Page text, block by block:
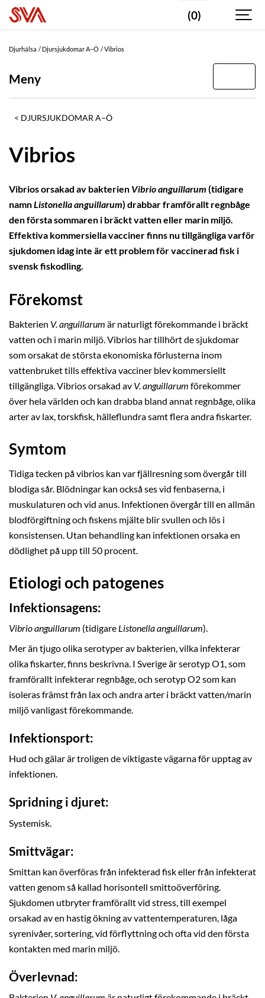
(0)
Djurhälsa Djursjukdomar A–Ö Vibrios
Meny
DJURSJUKDOMAR A–Ö
Vibrios
Vibrios orsakad av bakterien Vibrio anguillarum (tidigare
namnListonella anguillarum) drabbar framförallt regnbåge
den första sommaren i bräckt vatten eller marin miljö.
Effektiva kommersiella vacciner finns nu tillgängliga varför
sjukdomen idag inte är ett problem för vaccinerad fisk i
svensk fiskodling.
Förekomst
Bakterien V. anguillarum är naturligt förekommande i bräckt
vatten och i marin miljö. Vibrios har tillhört de sjukdomar
som orsakat de största ekonomiska förlusterna inom
vattenbruket tills effektiva vacciner blev kommersiellt
tillgängliga. Vibrios orsakad av V. anguillarum förekommer
över hela världen och kan drabba bland annat regnbåge, olika
arter av lax, torskfisk, hälleflundra samt flera andra fiskarter.
Symtom
Tidiga tecken på vibrios kan var fjällresning som övergår till
blodiga sår. Blödningar kan också ses vid fenbaserna, i
muskulaturen och vid anus. Infektionen övergår till en allmän
blodförgiftning och fiskens mjälte blir svullen och lös i
konsistensen. Utan behandling kan infektionen orsaka en
dödlighet på upp till 50 procent.
Etiologi och patogenes
Infektionsagens:
Vibrio anguillarum (tidigare Listonella anguillarum).
Mer än tjugo olika serotyper av bakterien, vilka infekterar
olika fiskarter, finns beskrivna. I Sverige är serotyp O1, som
framförallt infekterar regnbåge, och serotyp O2 som kan
isoleras främst från lax och andra arter i bräckt vatten/marin
miljö vanligast förekommande.
Infektionsport:
Hud och gälar är troligen de viktigaste vägarna för upptag av
infektionen.
Spridning i djuret:
Systemisk.
Smittvägar:
Smittan kan överföras från infekterad fisk eller från infekterat
vatten genom så kallad horisontell smittoöverföring.
Sjukdomen utbryter framförallt vid stress, till exempel
orsakad av en hastig ökning av vattentemperaturen, låga
syrenivåer, sortering, vid förflyttning och ofta vid den första
kontakten med marin miljö.
Överlevnad: